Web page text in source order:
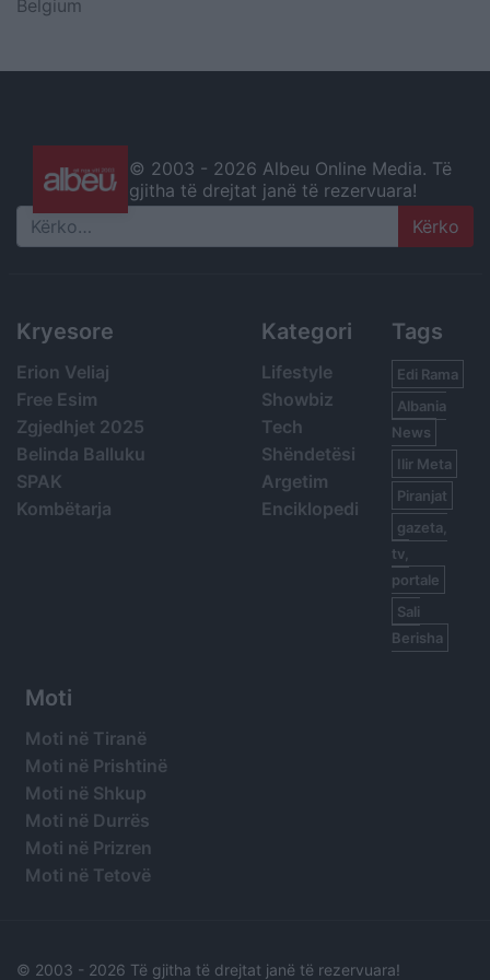
Belgium
© 2003 - 2026 Albeu Online Media. Të
gjitha të drejtat janë të rezervuara!
Search
Kryesore
Erion Veliaj
Free Esim
Zgjedhjet 2025
Belinda Balluku
SPAK
Kombëtarja
Kategori
Lifestyle
Showbiz
Tech
Shëndetësi
Argetim
Enciklopedi
Tags
Edi Rama
Albania
News
Ilir Meta
Piranjat
gazeta,
tv,
portale
Sali
Berisha
Moti
Moti në Tiranë
Moti në Prishtinë
Moti në Shkup
Moti në Durrës
Moti në Prizren
Moti në Tetovë
© 2003 - 2026 Të gjitha të drejtat janë të rezervuara!